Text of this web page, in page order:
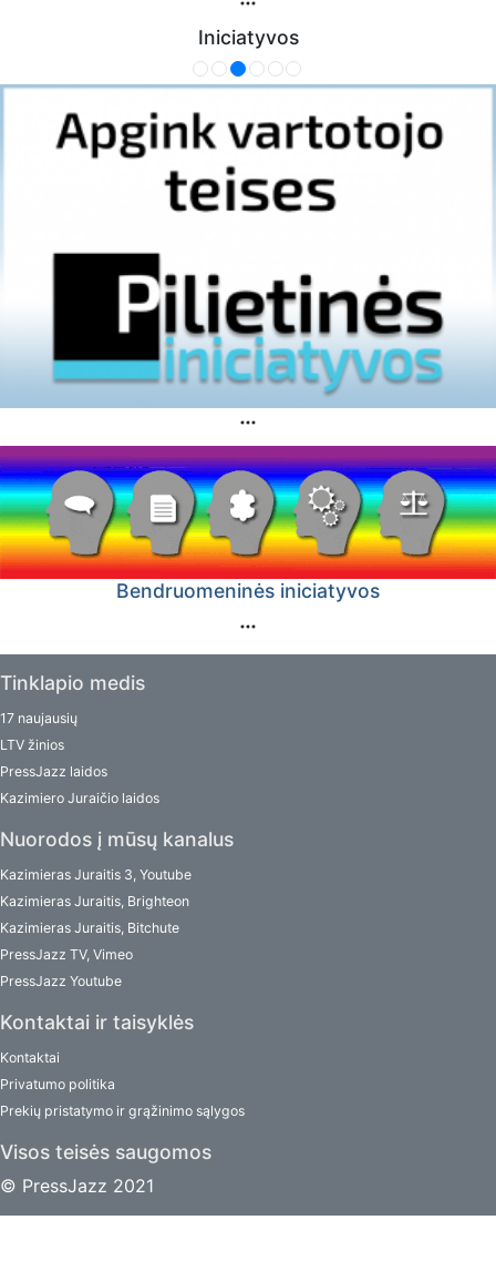
Iniciatyvos
Bendruomeninės iniciatyvos
Tinklapio medis
17 naujausių
LTV žinios
PressJazz laidos
Kazimiero Juraičio laidos
Nuorodos į mūsų kanalus
Kazimieras Juraitis 3, Youtube
Kazimieras Juraitis, Brighteon
Kazimieras Juraitis, Bitchute
PressJazz TV, Vimeo
PressJazz Youtube
Kontaktai ir taisyklės
Kontaktai
Privatumo politika
Prekių pristatymo ir grąžinimo sąlygos
Visos teisės saugomos
© PressJazz 2021